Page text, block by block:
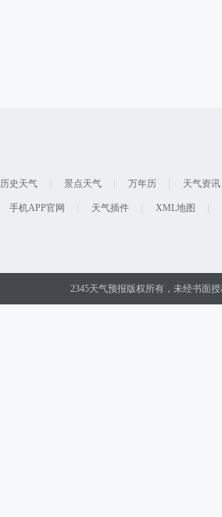
历史天气 景点天气 万年历 天气资讯
手机APP官网 天气插件 XML地图
2345天气预报版权所有，未经书面